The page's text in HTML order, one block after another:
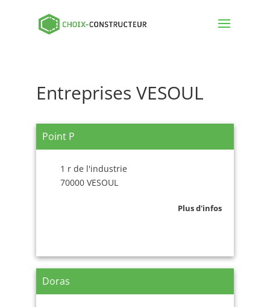
Entreprises VESOUL
Point P
1 r de l'industrie
70000 VESOUL
Plus d'infos
Doras